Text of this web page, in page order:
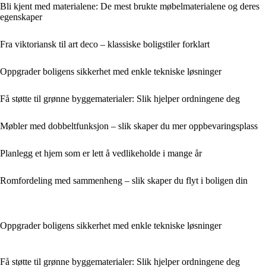
Bli kjent med materialene: De mest brukte møbelmaterialene og deres
egenskaper
Fra viktoriansk til art deco – klassiske boligstiler forklart
Oppgrader boligens sikkerhet med enkle tekniske løsninger
Få støtte til grønne byggematerialer: Slik hjelper ordningene deg
Møbler med dobbeltfunksjon – slik skaper du mer oppbevaringsplass
Planlegg et hjem som er lett å vedlikeholde i mange år
Romfordeling med sammenheng – slik skaper du flyt i boligen din
Oppgrader boligens sikkerhet med enkle tekniske løsninger
Få støtte til grønne byggematerialer: Slik hjelper ordningene deg